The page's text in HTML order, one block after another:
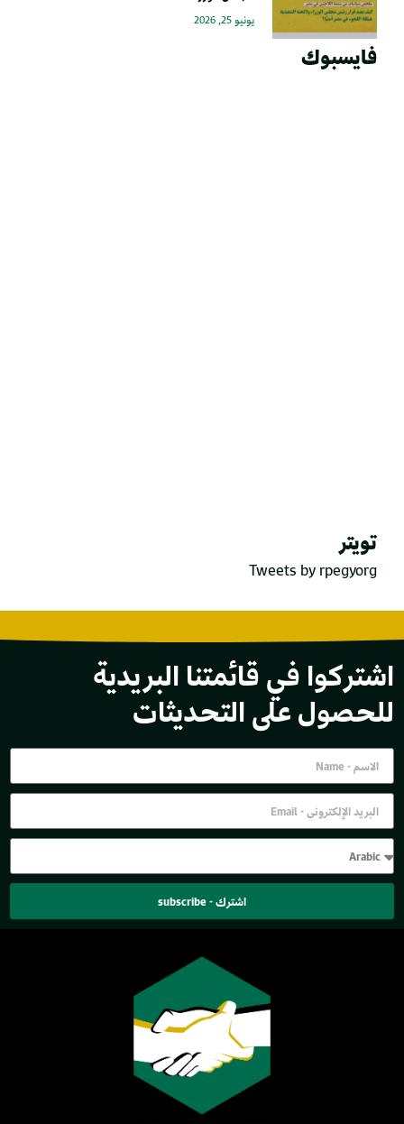
يونيو 25, 2026
فايسبوك
تويتر
Tweets by rpegyorg
اشتركوا في قائمتنا البريدية
للحصول على التحديثات
اشترك - subscribe